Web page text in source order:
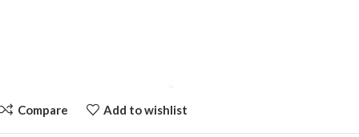
Compare Add to wishlist